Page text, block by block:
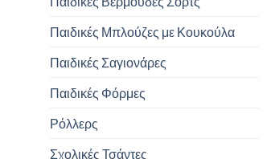
Παιδικές Μπλούζες με Κουκούλα
Παιδικές Σαγιονάρες
Παιδικές Φόρμες
Ρόλλερς
Σχολικές Τσάντες